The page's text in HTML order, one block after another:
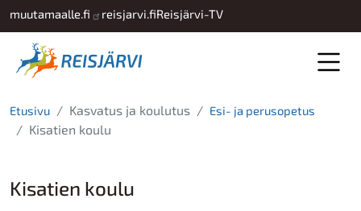
Hyppää pääsisältöön
muutamaalle.fi reisjarvi.fiReisjärvi-TV
Etusivu Kasvatus ja koulutus Esi- ja perusopetus
Kisatien koulu
Kisatien koulu